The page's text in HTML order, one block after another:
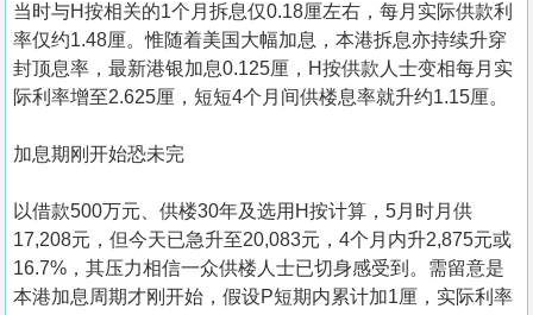
当时与H按相关的1个月拆息仅0.18厘左右，每月实际供款利
率仅约1.48厘。惟随着美国大幅加息，本港拆息亦持续升穿
封顶息率，最新港银加息0.125厘，H按供款人士变相每月实
际利率增至2.625厘，短短4个月间供楼息率就升约1.15厘。
加息期刚开始恐未完
以借款500万元、供楼30年及选用H按计算，5月时月供
17,208元，但今天已急升至20,083元，4个月内升2,875元或
16.7%，其压力相信一众供楼人士已切身感受到。需留意是
本港加息周期才刚开始，假设P短期内累计加1厘，实际利率